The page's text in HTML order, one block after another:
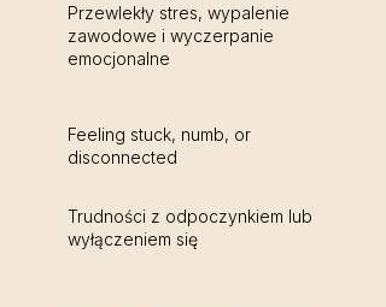
Przewlekły stres, wypalenie
zawodowe i wyczerpanie
emocjonalne
Feeling stuck, numb, or
disconnected
Trudności z odpoczynkiem lub
wyłączeniem się